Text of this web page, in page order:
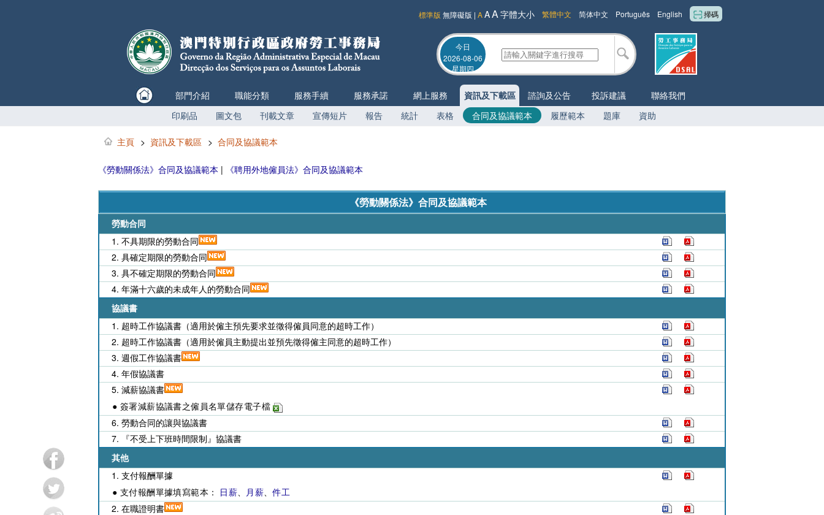
掃碼
English
Português
简体中文
繁體中文
標準版 無障礙版 | AAA字體大小
今日
2026-08-06
星期四
部門介紹 職能分類 服務手續 服務承諾 網上服務
資訊及下載區
印刷品
圖文包 刊載文章 宣傳短片 報告 統計 表格 合同及協議範本 履歷範本 題庫 資助
諮詢及公告 投訴建議 聯絡我們
主頁 > 資訊及下載區 > 合同及協議範本
《勞動關係法》合同及協議範本 | 《聘用外地僱員法》合同及協議範本
《勞動關係法》合同及協議範本
勞動合同
1. 不具期限的勞動合同
2. 具確定期限的勞動合同
3. 具不確定期限的勞動合同
4. 年滿十六歲的未成年人的勞動合同
協議書
1. 超時工作協議書（適用於僱主預先要求並徵得僱員同意的超時工作）
2. 超時工作協議書（適用於僱員主動提出並預先徵得僱主同意的超時工作）
3. 週假工作協議書
4. 年假協議書
5. 減薪協議書
● 簽署減薪協議書之僱員名單儲存電子檔
6. 勞動合同的讓與協議書
7. 『不受上下班時間限制』協議書
其他
1. 支付報酬單據
● 支付報酬單據填寫範本： 日薪、 月薪、件工
2. 在職證明書